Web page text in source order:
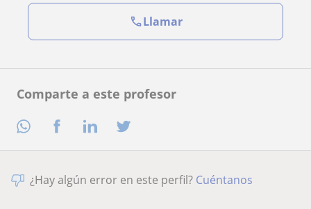
Comparte a este profesor
Llamar
¿Hay algún error en este perfil? Cuéntanos